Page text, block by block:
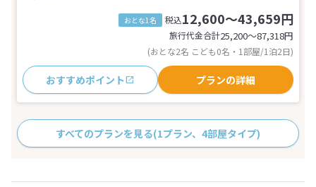
おとな1名 税込12,600～43,659円
旅行代金合計25,200〜87,318円
(おとな2名 こども0名・1部屋/1泊2日)
おすすめポイント プランの詳細
すべてのプランを見る(1プラン、4部屋タイプ)